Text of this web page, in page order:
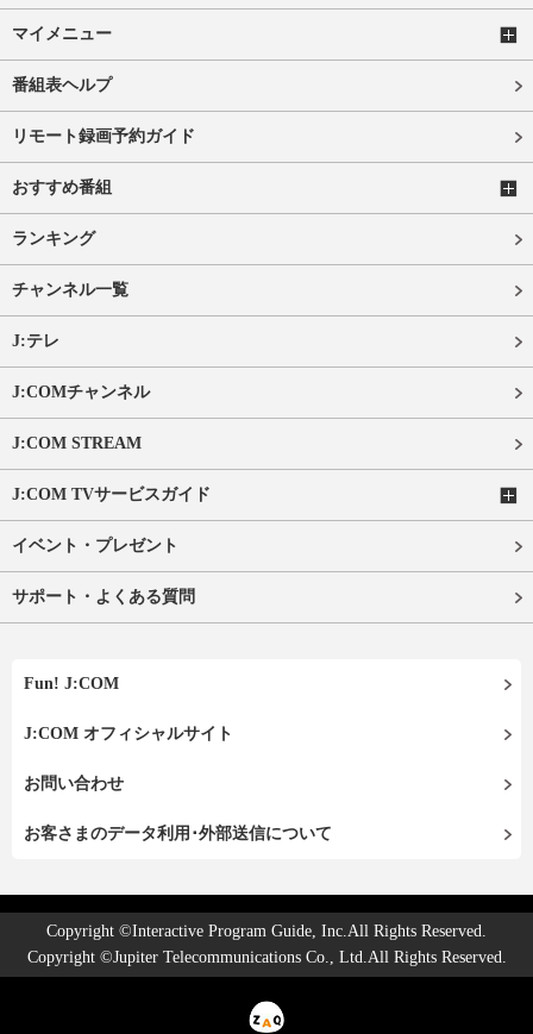
マイメニュー
番組表ヘルプ
リモート録画予約ガイド
おすすめ番組
ランキング
チャンネル一覧
J:テレ
J:COMチャンネル
J:COM STREAM
J:COM TVサービスガイド
イベント・プレゼント
サポート・よくある質問
Fun! J:COM
J:COM オフィシャルサイト
お問い合わせ
お客さまのデータ利用･外部送信について
Copyright ©Interactive Program Guide, Inc.All Rights Reserved.
Copyright ©Jupiter Telecommunications Co., Ltd.All Rights Reserved.